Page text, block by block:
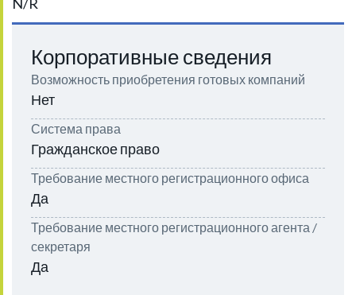
Корпоративные сведения
Возможность приобретения готовых компаний
Нет
Система права
Гражданское право
Требование местного регистрационного офиса
Да
Требование местного регистрационного агента /
секретаря
Да